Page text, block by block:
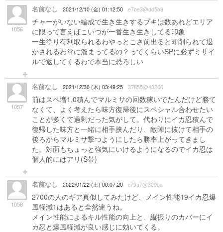
1056
名前なし 2021/12/10 (金) 01:12:50 e7be3@dd5b8
チャーがいない編成で生き生きするブキは数あれどエリア
に限って言えばこいつが一番生き生きしてる印象
一生塗り有利取られるわやっとこさ前出ると即削られて退
かされるわ常に溜まってるの？ってくらいSPに必ずミサイ
ルで返してくるわで本当に恐ろしい
1057
名前なし 2021/12/30 (木) 03:49:25 37855@43266
前はスペ増1,0積んでマルミサの回数稼いでたんだけど勝て
なくて、よく考えたら味方復帰後にスペシャル合わせたい
ことが多くて過剰だった気がして。代わりにイカ忍積んで
復帰した味方と一緒に相手挟んだり、敵陣に抜けて相手の
後ろからマルミサ撃つようにしたら勝率上がってきまし
た。対面もちょっと強気にいけるようになるのでイカ忍は
個人的にはアリ(S帯)
1058
名前なし 2022/01/22 (土) 00:07:20 c79a7@329ba
2700の人のギア真似してみたけど、メイン性能19イカ忍爆
風軽減1はあると全然違うね。
メイン性能によるキル性能の向上と、縦振りのカバーにイ
カ忍と爆風軽減が良い感じに効いてくる。